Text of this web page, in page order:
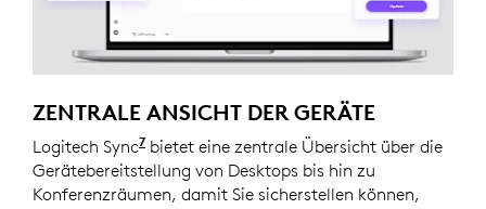
ZENTRALE ANSICHT DER GERÄTE
Logitech Sync7 Logi Tune muss auf den einzelnen
bietet eine zentrale Übersicht über die
Gerätebereitstellung von Desktops bis hin zu
Konferenzräumen, damit Sie sicherstellen können,